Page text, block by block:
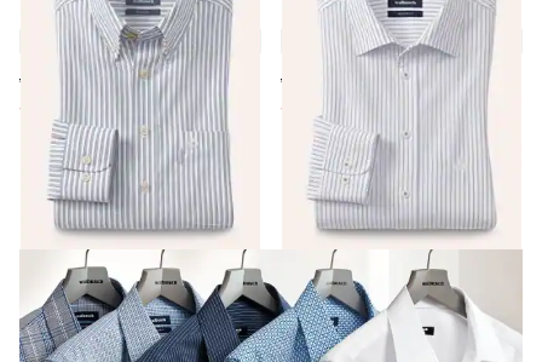
Chambray-Hemd
5,0 (3)
ab € 69,99
ab € 34,99 (-50%)
Hemd aus Royal-Oxford
5,0 (3)
ab € 69,99
ab € 29,99
Seite 1 geladen. Zeige Produkte 1 bis 18 von 18.